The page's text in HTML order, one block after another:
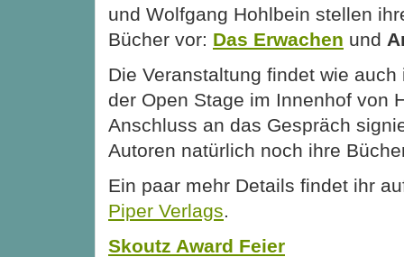
und Wolfgang Hohlbein stellen
Bücher vor: Das Erwachen und
Die Veranstaltung findet wie
der Open Stage im Innenhof von
Anschluss an das Gespräch
Autoren natürlich noch ihre
Ein paar mehr Details findet ihr
Piper Verlags.
Skoutz Award Feier